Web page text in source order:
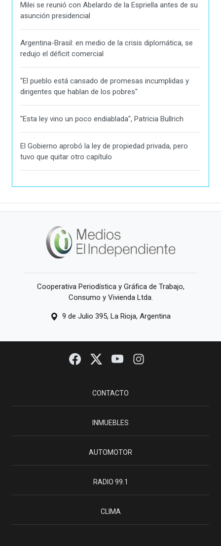
Milei se reunió con Abelardo de la Espriella antes de su
asunción presidencial
Argentina-Brasil: en medio de la crisis diplomática, se
redujo el déficit comercial
"El pueblo está cansado de promesas incumplidas y
dirigentes que hablan de los pobres"
"Esta ley vino un poco endiablada", Patricia Bullrich
El Gobierno aprobó la ley de propiedad privada, pero
tuvo que quitar otro capítulo
Cooperativa Periodística y Gráfica de Trabajo,
Consumo y Vivienda Ltda.
9 de Julio 395, La Rioja, Argentina
CONTACTO
INMUEBLES
AUTOMOTOR
RADIO 99.1
CLIMA